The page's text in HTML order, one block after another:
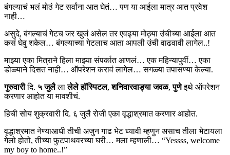
बंगल्याचं भलं मोठं गेट सर्वांना आत घेतं… पण या आईला मात्र आत प्रवेश
नाही…
असुदे, बंगल्याचं गेटच जर खुजं असेल तर एवढ्या मोठ्या उंचीच्या आईला आत
कसं घेवु शकेल… बंगल्याच्या गेटलाच आता आपली उंची वाढवावी लागेल..!
माझ्या एका मित्राने हिला माझ्या संपर्कात आणलं… एक महिन्यापुर्वी… एका
डोळ्याने दिसत नाही… ऑपरेशन करावं लागेल… सगळ्या तपासण्या केल्या.
गुरुवारीदि. ५ जुलैलालेले हॉस्पिटल,शनिवारवाड्या जवळ,पुणेइथे ऑपरेशन
करणार आहोत या मावशीचं.
हिची सोय शुक्रवारी दि. ६ जुलै रोजी एका वृद्धाश्रमात करणार आहोत.
वृद्धाश्रमात नेण्याआधी तीची अजुन गाढ भेट घ्यावी म्हणुन असाच तीला भेटायला
गेलो होतो, तीच्या फुटपाथवरच्या घरी… मला म्हणाली… “Yessss, welcome
my boy to home..!”